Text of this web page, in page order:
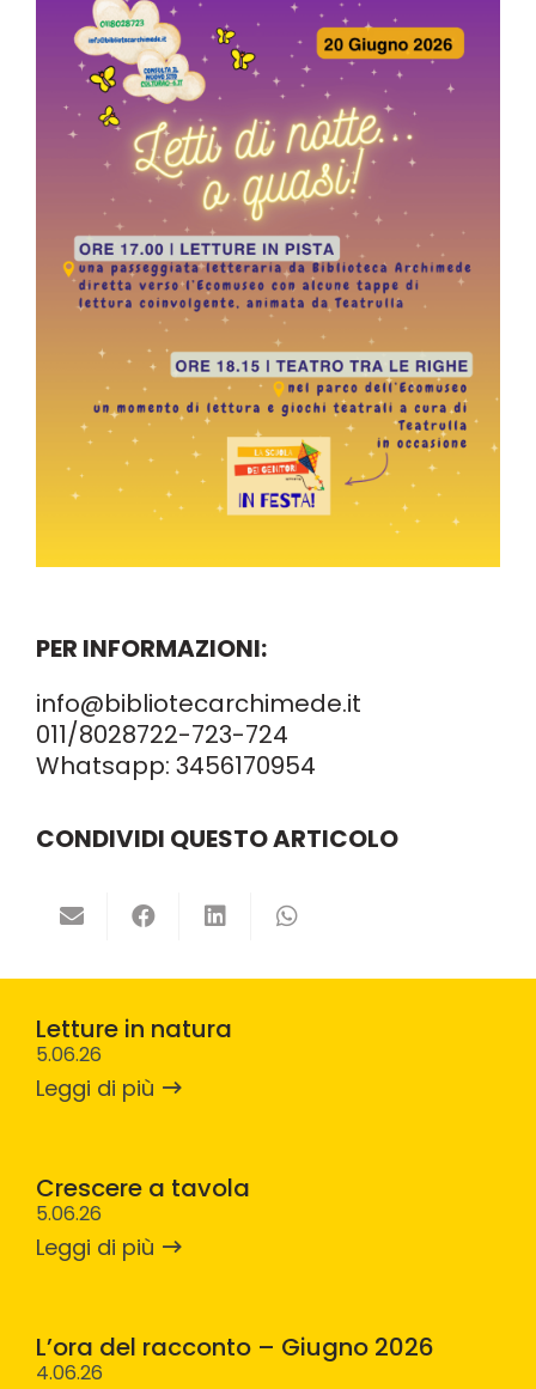
PER INFORMAZIONI:
info@bibliotecarchimede.it
011/8028722-723-724
Whatsapp: 3456170954
CONDIVIDI QUESTO ARTICOLO
Letture in natura
5.06.26
Leggi di più
Crescere a tavola
5.06.26
Leggi di più
L’ora del racconto – Giugno 2026
4.06.26